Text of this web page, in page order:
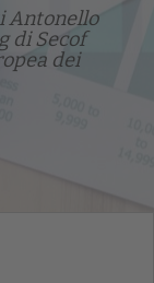
Antonello
di Secof
dei